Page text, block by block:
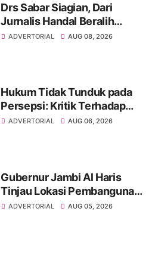
Drs Sabar Siagian, Dari
Jurnalis Handal Beralih
Profesi Jadi Kontraktor
ADVERTORIAL AUG 08, 2026
Hukum Tidak Tunduk pada
Persepsi: Kritik Terhadap
Monopoli Kebenaran oleh
ADVERTORIAL AUG 06, 2026
Gubernur Jambi Al Haris
Tinjau Lokasi Pembangunan
Sekolah Rakyat dan Lokasi
ADVERTORIAL AUG 05, 2026